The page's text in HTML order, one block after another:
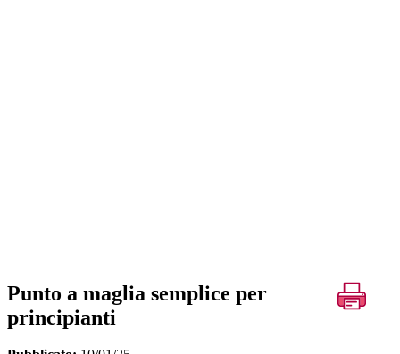
Punto a maglia semplice per
principianti